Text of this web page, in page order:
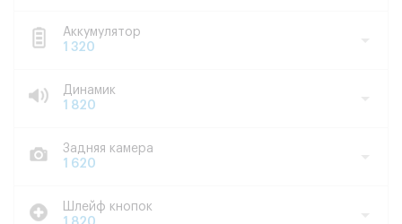
Аккумулятор
1 320
Динамик
1 820
Задняя камера
1 620
Шлейф кнопок